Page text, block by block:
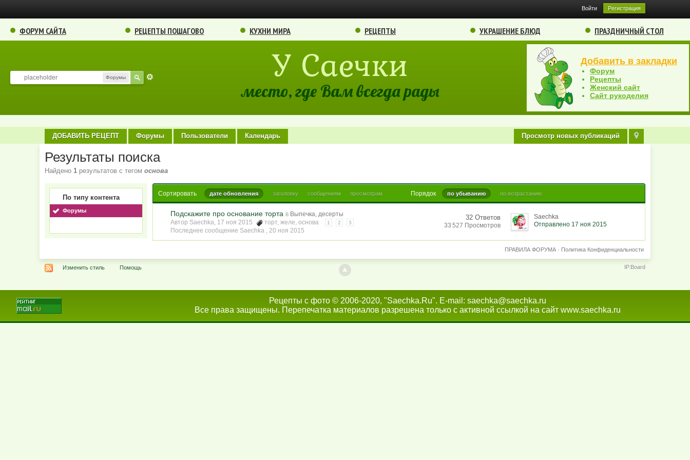
Войти Регистрация
ФОРУМ САЙТА РЕЦЕПТЫ ПОШАГОВО КУХНИ МИРА РЕЦЕПТЫ УКРАШЕНИЕ БЛЮД ПРАЗДНИЧНЫЙ СТОЛ
Форумы У Саечки
место, где Вам всегда рады
Добавить в закладки
Форум
Рецепты
Женский сайт
Сайт рукоделия
Просмотр новых публикаций
ДОБАВИТЬ РЕЦЕПТ Форумы Пользователи Календарь
Результаты поиска
Найдено1 результатов с тегомоснова
По типу контента
Форумы
Сортировать дате обновления заголовку сообщениям просмотрам Порядок по убыванию по возрастанию
Подскажите про основание торта в Выпечка, десерты
Автор Saechka, 17 ноя 2015
торт,желе,основа 1 2 3
Последнее сообщение Saechka ,20 ноя 2015
32 Ответов
33 527 Просмотров
Saechka
Отправлено 17 ноя 2015
Политика Конфиденциальности
ПРАВИЛА ФОРУМА·
Изменить стиль Помощь IP.Board
Рецепты с фото © 2006-2020, "Saechka.Ru". E-mail: saechka@saechka.ru
Все права защищены. Перепечатка материалов разрешена только с активной ссылкой на сайт www.saechka.ru